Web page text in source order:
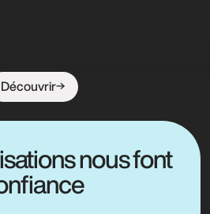
Découvrir
nous font